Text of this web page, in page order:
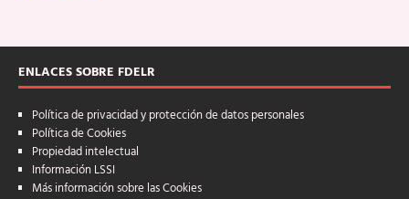
ENLACES SOBRE FDELR
Política de privacidad y protección de datos personales
Política de Cookies
Propiedad intelectual
Información LSSI
Más información sobre las Cookies